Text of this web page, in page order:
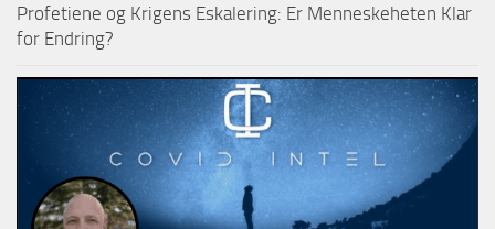
Profetiene og Krigens Eskalering: Er Menneskeheten Klar
for Endring?